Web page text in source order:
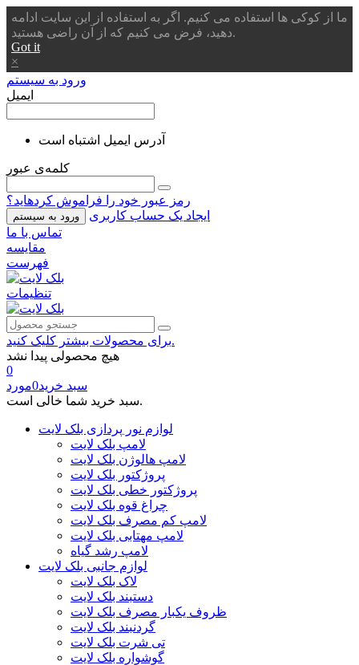
ما از کوکی ها استفاده می کنیم. اگر به استفاده از این سایت ادامه
دهید، فرض می کنیم که از آن راضی هستید.
Got it
×
ورود به سیستم
ایمیل
آدرس ایمیل اشتباه است
کلمه‌ی عبور
رمز عبور خود را فراموش کردهاید؟
ورود به سیستم
ایجاد یک حساب کاربری
تماس با ما
مقایسه
فهرست
تنظیمات
برای محصولات بیشتر کلیک کنید.
هیچ محصولی پیدا نشد
0
سبد خرید0مورد
سبد خرید شما خالی است.
لوازم نور پردازی بلک لایت
لامپ بلک لایت
لامپ هالوژن بلک لایت
پروژکتور بلک لایت
پروژکتور خطی بلک لایت
چراغ قوه بلک لایت
لامپ کم مصرف بلک لایت
لامپ مهتابی بلک لایت
لامپ رشد گیاه
لوازم جانبی بلک لایت
لاک بلک لایت
دستبند بلک لایت
ظروف یکبار مصرف بلک لایت
گردنبند بلک لایت
تی شرت بلک لایت
گوشواره بلک لایت